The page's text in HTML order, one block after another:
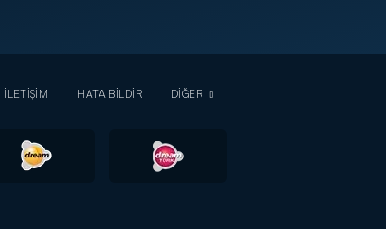
İLETİŞİM HATA BİLDİR DİĞER